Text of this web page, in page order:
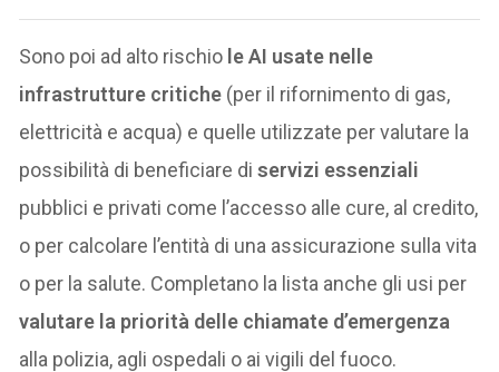
Sono poi ad alto rischio le AI usate nelle
infrastrutture critiche (per il rifornimento di gas,
elettricità e acqua) e quelle utilizzate per valutare la
possibilità di beneficiare diservizi essenziali
pubblici e privati come l’accesso alle cure, al credito,
o per calcolare l’entità di una assicurazione sulla vita
o per la salute. Completano la lista anche gli usi per
valutare la priorità delle chiamate d’emergenza
alla polizia, agli ospedali o ai vigili del fuoco.